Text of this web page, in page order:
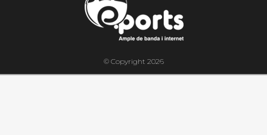
© Copyright 2026